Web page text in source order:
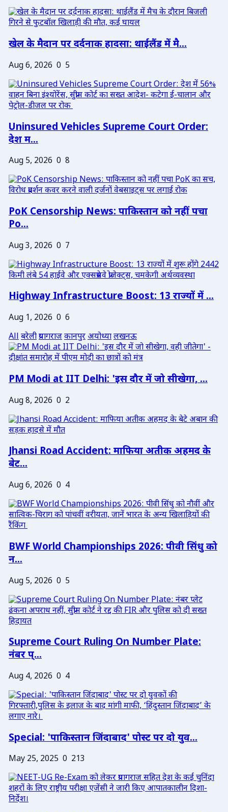
खेल के मैदान पर दर्दनाक हादसा: थाईलैंड में मै...
Aug 6, 2026 0 5
Uninsured Vehicles Supreme Court Order:
देश म...
Aug 5, 2026 0 8
PoK Censorship News: पाकिस्तान को नहीं पचा
Po...
Aug 3, 2026 0 7
Highway Infrastructure Boost: 13 राज्यों में ...
Aug 1, 2026 0 6
Allबरेलीप्रयागराजकानपुरअयोध्यालखनऊ
PM Modi at IIT Delhi: 'इस दौर में जो सीखेगा, ...
Aug 8, 2026 0 2
Jhansi Road Accident: माफिया अतीक अहमद के
बेट...
Aug 6, 2026 0 4
BWF World Championships 2026: पीवी सिंधु को
न...
Aug 5, 2026 0 5
Supreme Court Ruling On Number Plate:
नंबर प्...
Aug 4, 2026 0 4
Special: 'पाकिस्तान जिंदाबाद' पोस्ट पर दो युव...
May 25, 2025 0 213